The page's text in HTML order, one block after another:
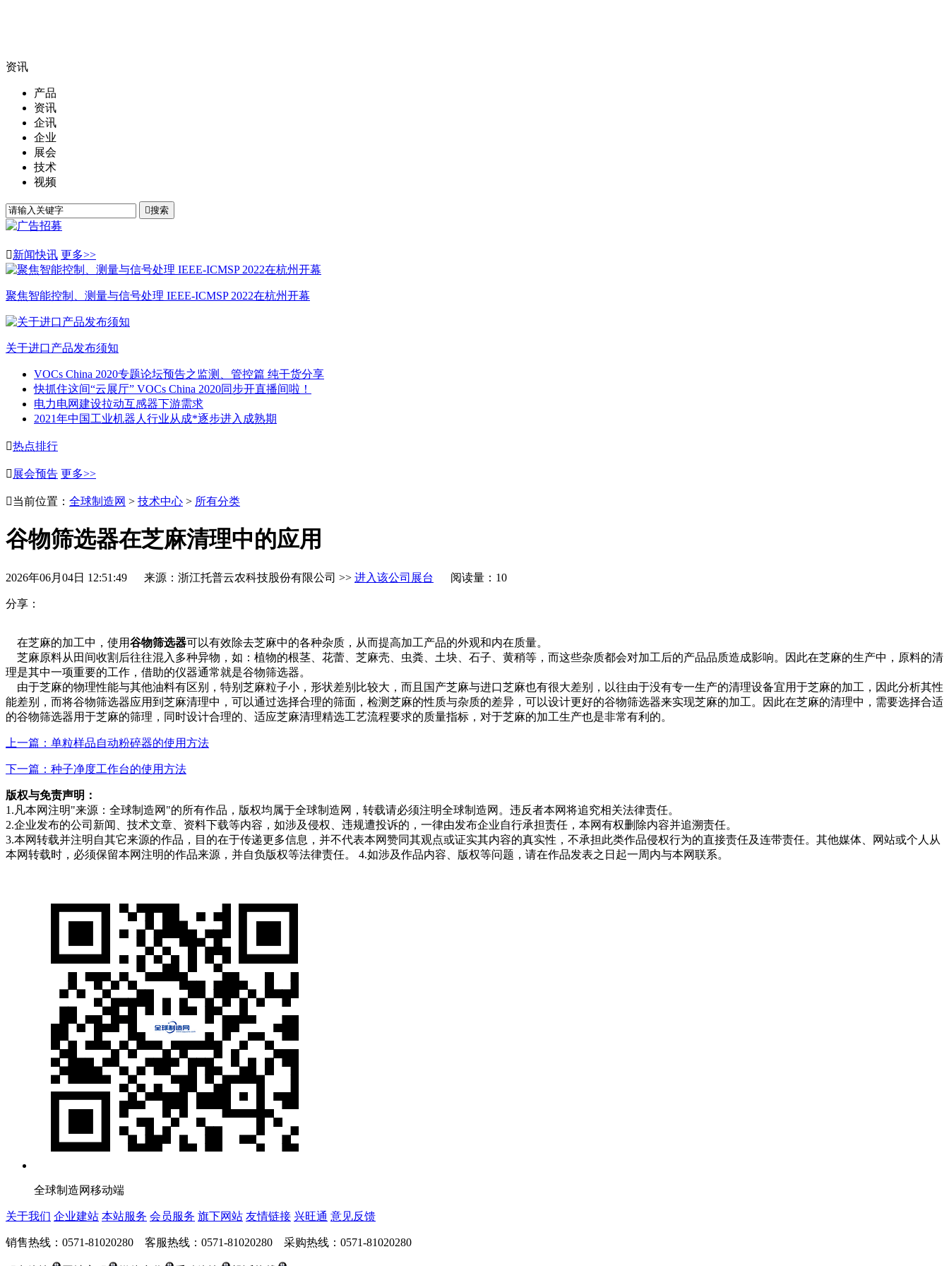
资讯
产品
资讯
企讯
企业
展会
技术
视频
搜索
新闻快讯 更多>>
聚焦智能控制、测量与信号处理 IEEE-ICMSP 2022在杭州开幕
关于进口产品发布须知
VOCs China 2020专题论坛预告之监测、管控篇 纯干货分享
快抓住这间“云展厅” VOCs China 2020同步开直播间啦！
电力电网建设拉动互感器下游需求
2021年中国工业机器人行业从成*逐步进入成熟期
热点排行
 展会预告 更多>>
当前位置： 全球制造网 > 技术中心 > 所有分类
谷物筛选器在芝麻清理中的应用
2026年06月04日 12:51:49 来源：浙江托普云农科技股份有限公司 >> 进入该公司展台 阅读量：10
分享：
在芝麻的加工中，使用谷物筛选器可以有效除去芝麻中的各种杂质，从而提高加工产品的外观和内在质量。
芝麻原料从田间收割后往往混入多种异物，如：植物的根茎、花蕾、芝麻壳、虫粪、土块、石子、黄稍等，而这些杂质都会对加工后的产品品质造成影响。因此在芝麻的生产中，原料的清
理是其中一项重要的工作，借助的仪器通常就是谷物筛选器。
由于芝麻的物理性能与其他油料有区别，特别芝麻粒子小，形状差别比较大，而且国产芝麻与进口芝麻也有很大差别，以往由于没有专一生产的清理设备宜用于芝麻的加工，因此分析其性
能差别，而将谷物筛选器应用到芝麻清理中，可以通过选择合理的筛面，检测芝麻的性质与杂质的差异，可以设计更好的谷物筛选器来实现芝麻的加工。因此在芝麻的清理中，需要选择合适
的谷物筛选器用于芝麻的筛理，同时设计合理的、适应芝麻清理精选工艺流程要求的质量指标，对于芝麻的加工生产也是非常有利的。
上一篇：单粒样品自动粉碎器的使用方法
下一篇：种子净度工作台的使用方法
版权与免责声明：
1.凡本网注明"来源：全球制造网"的所有作品，版权均属于全球制造网，转载请必须注明全球制造网。违反者本网将追究相关法律责任。
2.企业发布的公司新闻、技术文章、资料下载等内容，如涉及侵权、违规遭投诉的，一律由发布企业自行承担责任，本网有权删除内容并追溯责任。
3.本网转载并注明自其它来源的作品，目的在于传递更多信息，并不代表本网赞同其观点或证实其内容的真实性，不承担此类作品侵权行为的直接责任及连带责任。其他媒体、网站或个人从
本网转载时，必须保留本网注明的作品来源，并自负版权等法律责任。 4.如涉及作品内容、版权等问题，请在作品发表之日起一周内与本网联系。
全球制造网移动端
关于我们 企业建站 本站服务 会员服务 旗下网站 友情链接 兴旺通 意见反馈
销售热线：0571-81020280 客服热线：0571-81020280 采购热线：0571-81020280